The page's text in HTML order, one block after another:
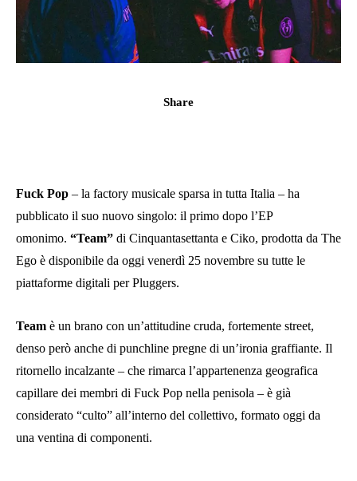
Share
Fuck Pop – la factory musicale sparsa in tutta Italia – ha
pubblicato il suo nuovo singolo: il primo dopo l’EP
omonimo. “Team” di Cinquantasettanta e Ciko, prodotta da The
Ego è disponibile da oggi venerdì 25 novembre su tutte le
piattaforme digitali per Pluggers.
Team è un brano con un’attitudine cruda, fortemente street,
denso però anche di punchline pregne di un’ironia graffiante. Il
ritornello incalzante – che rimarca l’appartenenza geografica
capillare dei membri di Fuck Pop nella penisola – è già
considerato “culto” all’interno del collettivo, formato oggi da
una ventina di componenti.